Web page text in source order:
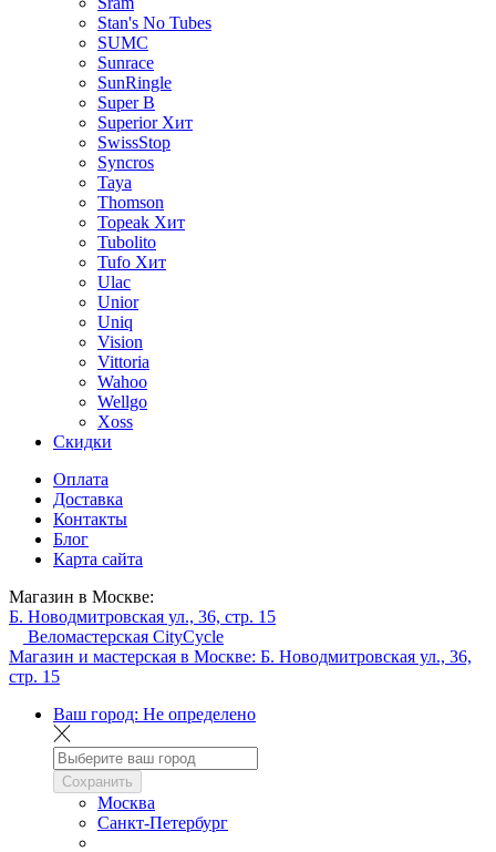
Stan's No Tubes
SUMC
Sunrace
SunRingle
Super B
Superior Хит
SwissStop
Syncros
Taya
Thomson
Topeak Хит
Tubolito
Tufo Хит
Ulac
Unior
Uniq
Vision
Vittoria
Wahoo
Wellgo
Xoss
Скидки
Оплата
Доставка
Контакты
Блог
Карта сайта
Магазин в Москве:
Б. Новодмитровская ул., 36, стр. 15
Веломастерская CityCycle
Магазин и мастерская в Москве: Б. Новодмитровская ул., 36,
стр. 15
Ваш город: Не определено
Сохранить
Москва
Санкт-Петербург